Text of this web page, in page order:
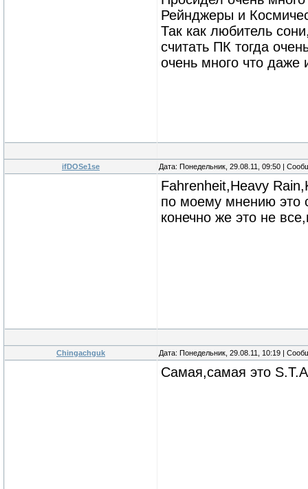
Рейнджеры и
Так как любитель
считать ПК тогда
очень много что
ifDOSe1se Дата: Понедельник, 29.08.11, 09:50 |
Fahrenheit,Heavy
по моему мнению это
конечно же это не
Chingachguk Дата: Понедельник, 29.08.11, 10:19 |
Самая,самая это